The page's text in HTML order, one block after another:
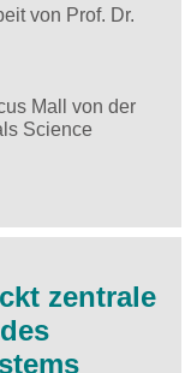
von Prof. Dr.
Mall von der
Science
zentrale